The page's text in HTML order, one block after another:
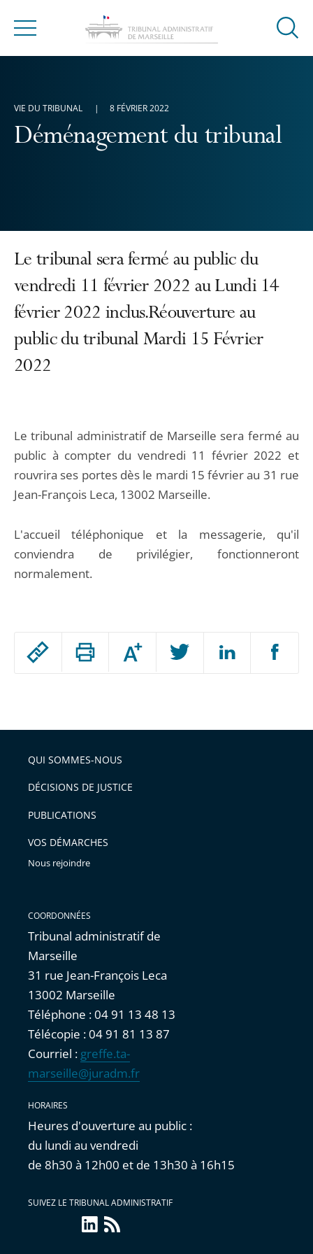
Menu
Ouvrir
Déménagement du tribunal
VIE DU TRIBUNAL 8 FÉVRIER 2022
Passer
arriver
après
Augmenter
ou
l'article
pour
avant
Le tribunal sera fermé au public du
vendredi 11 février 2022 au Lundi 14
février 2022 inclus.Réouverture au
public du tribunal Mardi 15 Février
2022
Le tribunal administratif de Marseille sera fermé au
public à compter du vendredi 11 février 2022 et
rouvrira ses portes dès le mardi 15 février au 31 rue
Jean-François Leca, 13002 Marseille.
L'accueil téléphonique et la messagerie, qu'il
conviendra de privilégier, fonctionneront
normalement.
QUI SOMMES-NOUS
DÉCISIONS DE JUSTICE
PUBLICATIONS
VOS DÉMARCHES
Nous rejoindre
COORDONNÉES
Tribunal administratif de
Marseille
31 rue Jean-François Leca
13002 Marseille
Téléphone : 04 91 13 48 13
Télécopie : 04 91 81 13 87
Courriel : greffe.ta-
marseille@juradm.fr
HORAIRES
Heures d'ouverture au public :
du lundi au vendredi
de 8h30 à 12h00 et de 13h30 à 16h15
SUIVEZ LE TRIBUNAL ADMINISTRATIF
linkedin
Flux
RSS